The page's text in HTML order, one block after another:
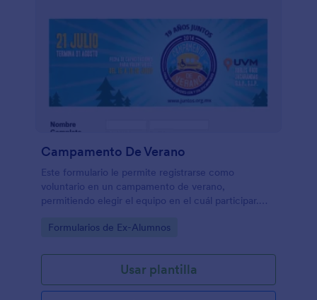
Campamento De Verano
Este formulario le permite registrarse como
voluntario en un campamento de verano,
permitiendo elegir el equipo en el cuál participar.
compartir en facebook.
Go to Category:
Formularios de Ex-Alumnos
Usar plantilla